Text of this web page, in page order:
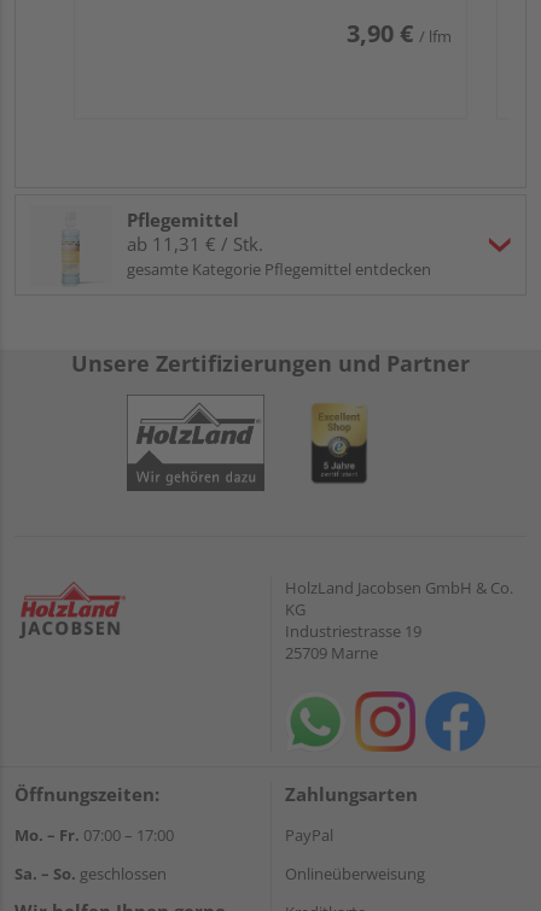
3,90 € / lfm
Pflegemittel
ab 11,31 € / Stk.
gesamte Kategorie Pflegemittel entdecken
Unsere Zertifizierungen und Partner
HolzLand Jacobsen GmbH & Co.
KG
Industriestrasse 19
25709 Marne
Öffnungszeiten:
Mo. – Fr. 07:00 – 17:00
Sa. – So. geschlossen
Zahlungsarten
PayPal
Onlineüberweisung